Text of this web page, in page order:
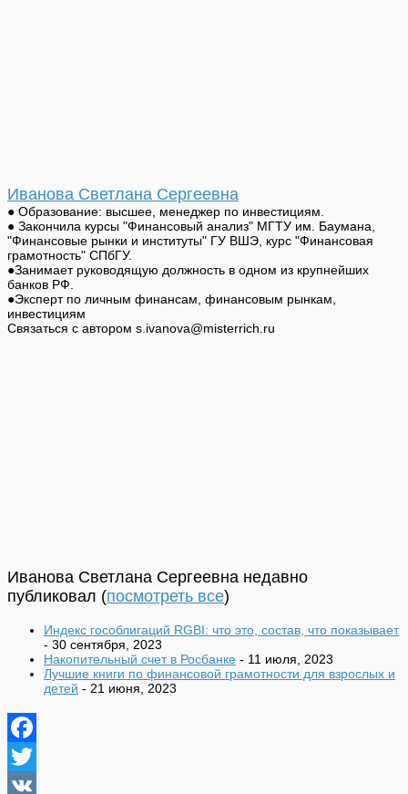
Иванова Светлана Сергеевна
● Образование: высшее, менеджер по инвестициям.
● Закончила курсы "Финансовый анализ" МГТУ им. Баумана,
"Финансовые рынки и институты" ГУ ВШЭ, курс "Финансовая
грамотность" СПбГУ.
●Занимает руководящую должность в одном из крупнейших
банков РФ.
●Эксперт по личным финансам, финансовым рынкам,
инвестициям
Связаться с автором s.ivanova@misterrich.ru
Иванова Светлана Сергеевна недавно
публиковал (посмотреть все)
Индекс гособлигаций RGBI: что это, состав, что показывает
- 30 сентября, 2023
Накопительный счет в Росбанке - 11 июля, 2023
Лучшие книги по финансовой грамотности для взрослых и
детей - 21 июня, 2023
Facebook
Twitter